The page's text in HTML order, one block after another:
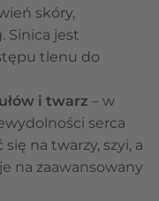
skóry,
Sinica jest
tlenu do
i twarz – w
serca
na twarzy, szyi, a
na zaawansowany